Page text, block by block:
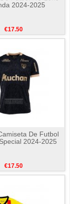
2024-2025
€17.50
De Futbol
2024-2025
€17.50